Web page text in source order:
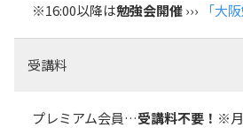
※16:00以降は勉強会開催››› 「大
受講料
プレミアム会員…受講料不要！ ※